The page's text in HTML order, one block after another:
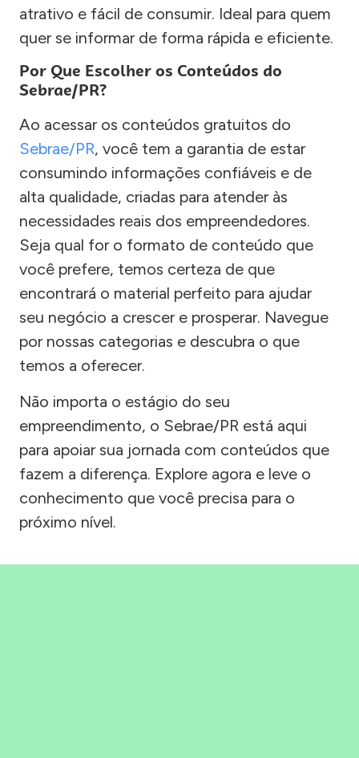
atrativo e fácil de consumir. Ideal para quem
quer se informar de forma rápida e eficiente.
Por Que Escolher os Conteúdos do
Sebrae/PR?
Ao acessar os conteúdos gratuitos do
Sebrae/PR, você tem a garantia de estar
consumindo informações confiáveis e de
alta qualidade, criadas para atender às
necessidades reais dos empreendedores.
Seja qual for o formato de conteúdo que
você prefere, temos certeza de que
encontrará o material perfeito para ajudar
seu negócio a crescer e prosperar. Navegue
por nossas categorias e descubra o que
temos a oferecer.
Não importa o estágio do seu
empreendimento, o Sebrae/PR está aqui
para apoiar sua jornada com conteúdos que
fazem a diferença. Explore agora e leve o
conhecimento que você precisa para o
próximo nível.